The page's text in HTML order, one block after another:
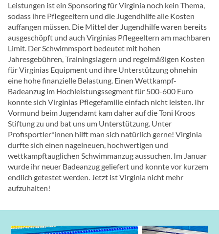
Leistungen ist ein Sponsoring für Virginia noch kein Thema,
sodass ihre Pflegeeltern und die Jugendhilfe alle Kosten
auffangen müssen. Die Mittel der Jugendhilfe waren bereits
ausgeschöpft und auch Virginias Pflegeeltern am machbaren
Limit. Der Schwimmsport bedeutet mit hohen
Jahresgebühren, Trainingslagern und regelmäßigen Kosten
für Virginias Equipment und ihre Unterstützung ohnehin
eine hohe finanzielle Belastung. Einen Wettkampf-
Badeanzug im Hochleistungssegment für 500-600 Euro
konnte sich Virginias Pflegefamilie einfach nicht leisten. Ihr
Vormund beim Jugendamt kam daher auf die Toni Kroos
Stiftung zu und bat uns um Unterstützung. Unter
Profisportler*innen hilft man sich natürlich gerne! Virginia
durfte sich einen nagelneuen, hochwertigen und
wettkampftauglichen Schwimmanzug aussuchen. Im Januar
wurde ihr neuer Badeanzug geliefert und konnte vor kurzem
endlich getestet werden. Jetzt ist Virginia nicht mehr
aufzuhalten!